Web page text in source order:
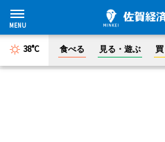
38°C 食べる 見る・遊ぶ 買